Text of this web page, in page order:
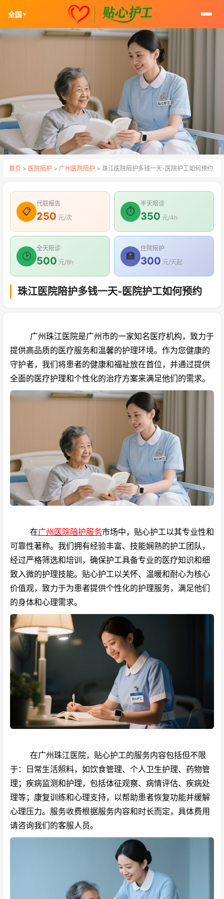
全国 ▼
首页 > 医院陪护 > 广州医院陪护 > 珠江医院陪护多钱一天-医院护工如何预约
📋
代取报告
250 元/次
⏱
半天陪诊
350 元/4h
🕑
全天陪诊
500 元/8h
🏥
住院陪护
300 元/天起
珠江医院陪护多钱一天-医院护工如何预约
广州珠江医院是广州市的一家知名医疗机构，致力于
提供高品质的医疗服务和温馨的护理环境。作为您健康的
守护者，我们将患者的健康和福祉放在首位，并通过提供
全面的医疗护理和个性化的治疗方案来满足他们的需求。
在广州医院陪护服务市场中，贴心护工以其专业性和
可靠性著称。我们拥有经验丰富、技能娴熟的护工团队，
经过严格筛选和培训，确保护工具备专业的医疗知识和细
致入微的护理技能。贴心护工以关怀、温暖和耐心为核心
价值观，致力于为患者提供个性化的护理服务，满足他们
的身体和心理需求。
在广州珠江医院，贴心护工的服务内容包括但不限
于：日常生活照料，如饮食管理、个人卫生护理、药物管
理；疾病监测和护理，包括体征观察、病情评估、疾病处
理等；康复训练和心理支持，以帮助患者恢复功能并缓解
心理压力。服务收费根据服务内容和时长而定，具体费用
请咨询我们的客服人员。